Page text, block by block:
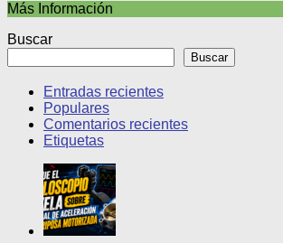
Más Información
Buscar
Buscar
Entradas recientes
Populares
Comentarios recientes
Etiquetas